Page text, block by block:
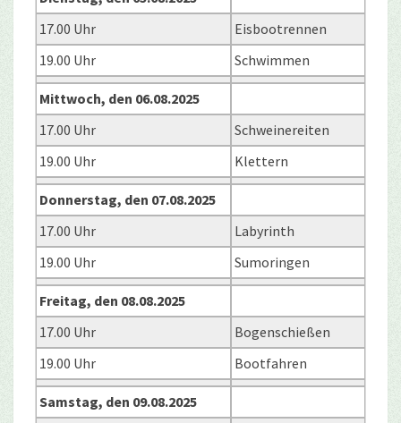
17.00 Uhr
Eisbootrennen
19.00 Uhr
Schwimmen
Mittwoch, den 06.08.2025
17.00 Uhr
Schweinereiten
19.00 Uhr
Klettern
Donnerstag, den 07.08.2025
17.00 Uhr
Labyrinth
19.00 Uhr
Sumoringen
Freitag, den 08.08.2025
17.00 Uhr
Bogenschießen
19.00 Uhr
Bootfahren
Samstag, den 09.08.2025